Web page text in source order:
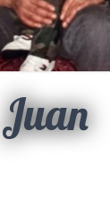
Juan